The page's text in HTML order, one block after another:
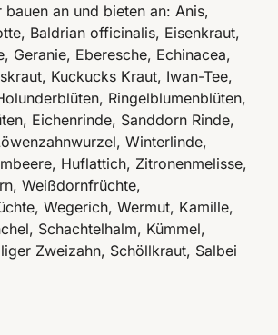
an und bieten an: Anis,
Baldrian officinalis, Eisenkraut,
Geranie, Eberesche, Echinacea,
Kuckucks Kraut, Iwan-Tee,
Ringelblumenblüten,
Eichenrinde, Sanddorn Rinde,
Winterlinde,
Huflattich, Zitronenmelisse,
Weißdornfrüchte,
Wegerich, Wermut, Kamille,
Schachtelhalm, Kümmel,
Zweizahn, Schöllkraut, Salbei